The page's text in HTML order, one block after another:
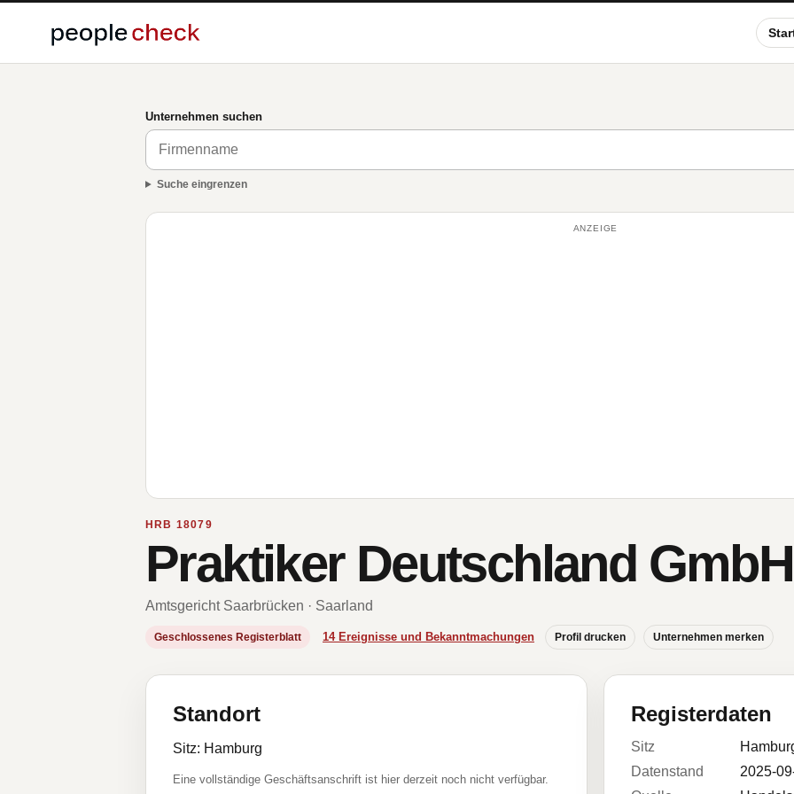
Unternehmen suchen
Suche eingrenzen
ANZEIGE
HRB 18079
Praktiker Deutschland GmbH
Amtsgericht Saarbrücken · Saarland
Geschlossenes Registerblatt 14 Ereignisse und Bekanntmachungen Profil drucken Unternehmen merken
Standort
Sitz: Hamburg
Eine vollständige Geschäftsanschrift ist hier derzeit noch nicht verfügbar.
Registerdaten
Sitz
Datenstand
2025-